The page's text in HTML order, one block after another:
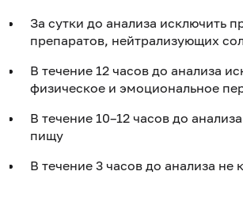
За сутки до анализа исключить
препаратов, нейтрализующих
В течение 12 часов до анализа
физическое и эмоциональное
В течение 10–12 часов до
пищу
В течение 3 часов до анализа не